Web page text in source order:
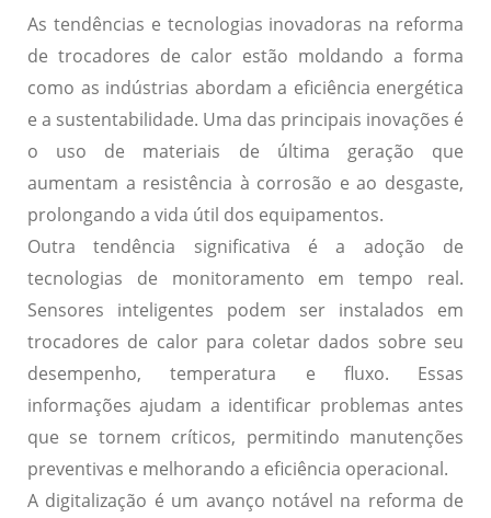
As tendências e tecnologias inovadoras na reforma
de trocadores de calor estão moldando a forma
como as indústrias abordam a eficiência energética
e a sustentabilidade. Uma das principais inovações é
o uso de materiais de última geração que
aumentam a resistência à corrosão e ao desgaste,
prolongando a vida útil dos equipamentos.
Outra tendência significativa é a adoção de
tecnologias de monitoramento em tempo real.
Sensores inteligentes podem ser instalados em
trocadores de calor para coletar dados sobre seu
desempenho, temperatura e fluxo. Essas
informações ajudam a identificar problemas antes
que se tornem críticos, permitindo manutenções
preventivas e melhorando a eficiência operacional.
A digitalização é um avanço notável na reforma de